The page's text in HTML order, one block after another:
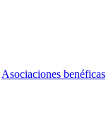
Asociaciones benéficas